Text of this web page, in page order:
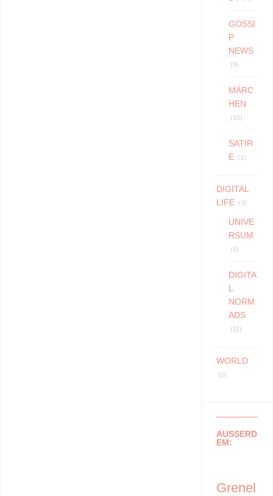
GOSSI
P
NEWS
(9)
MÄRC
HEN
(10)
SATIR
E
(1)
DIGITAL
LIFE
(3)
UNIVE
RSUM
(6)
DIGITA
L
NORM
ADS
(11)
WORLD
(0)
AUSSERD
EM:
Grenel